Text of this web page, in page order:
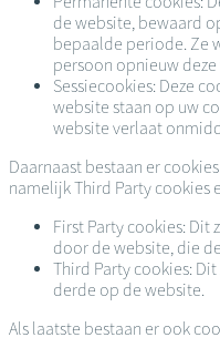
de website, bewaard
bepaalde periode. Ze
persoon opnieuw
Sessiecookies: Deze
website staan op uw
website verlaat
Daarnaast bestaan er
namelijk Third Party cookies
First Party cookies:
door de website, die
Third Party cookies:
derde op de website.
Als laatste bestaan er ook